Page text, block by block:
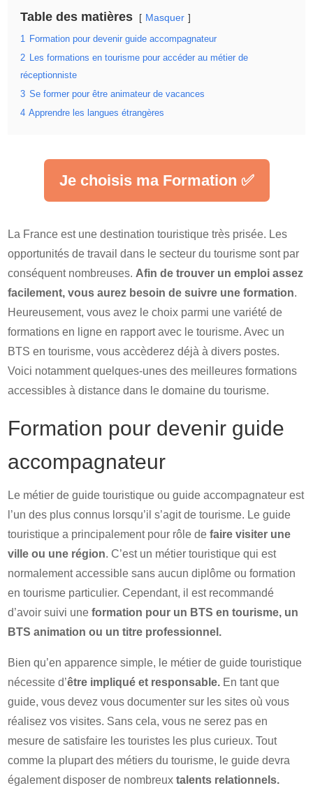
Table des matières Masquer
1 Formation pour devenir guide accompagnateur
2 Les formations en tourisme pour accéder au métier de
réceptionniste
3 Se former pour être animateur de vacances
4 Apprendre les langues étrangères
Je choisis ma Formation ✅
La France est une destination touristique très prisée. Les
opportunités de travail dans le secteur du tourisme sont par
conséquent nombreuses. Afin de trouver un emploi assez
facilement, vous aurez besoin de suivre une formation.
Heureusement, vous avez le choix parmi une variété de
formations en ligne en rapport avec le tourisme. Avec un
BTS en tourisme, vous accèderez déjà à divers postes.
Voici notamment quelques-unes des meilleures formations
accessibles à distance dans le domaine du tourisme.
Formation pour devenir guide
accompagnateur
Le métier de guide touristique ou guide accompagnateur est
l’un des plus connus lorsqu’il s’agit de tourisme. Le guide
touristique a principalement pour rôle defaire visiter une
ville ou une région. C’est un métier touristique qui est
normalement accessible sans aucun diplôme ou formation
en tourisme particulier. Cependant, il est recommandé
d’avoir suivi uneformation pour un BTS en tourisme, un
BTS animation ou un titre professionnel.
Bien qu’en apparence simple, le métier de guide touristique
nécessite d’être impliqué et responsable. En tant que
guide, vous devez vous documenter sur les sites où vous
réalisez vos visites. Sans cela, vous ne serez pas en
mesure de satisfaire les touristes les plus curieux. Tout
comme la plupart des métiers du tourisme, le guide devra
également disposer de nombreuxtalents relationnels.